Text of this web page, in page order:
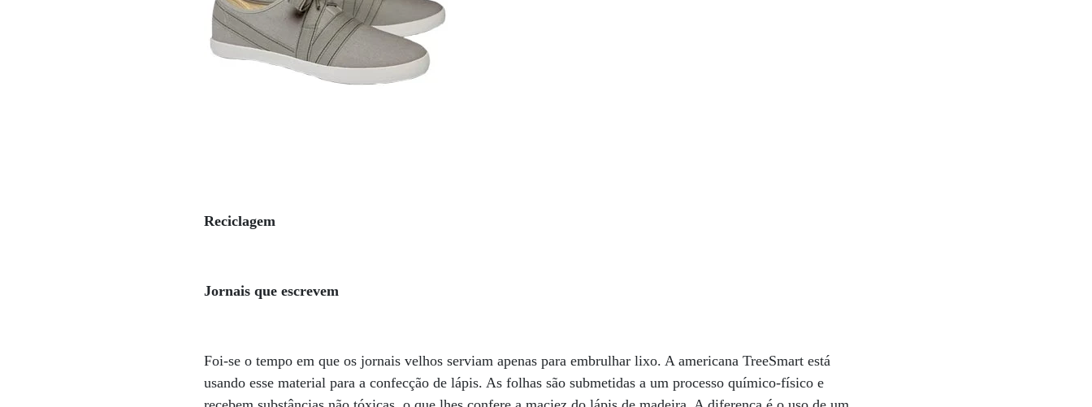
Reciclagem
Jornais que escrevem
Foi-se o tempo em que os jornais velhos serviam apenas para embrulhar lixo. A americana TreeSmart está
usando esse material para a confecção de lápis. As folhas são submetidas a um processo químico-físico e